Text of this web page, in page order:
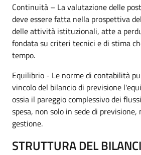
Continuità – La valutazione delle
deve essere fatta nella prospettiva
delle attività istituzionali, atte a
fondata su criteri tecnici e di stima
tempo.
Equilibrio - Le norme di contabilità
vincolo del bilancio di previsione
ossia il pareggio complessivo dei
spesa, non solo in sede di
gestione.
STRUTTURA DEL